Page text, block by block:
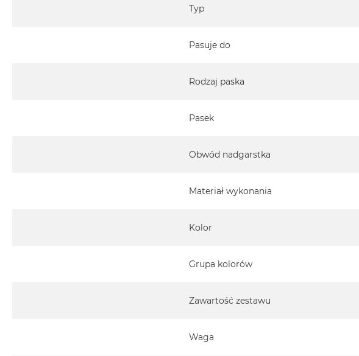
Typ
Pasuje do
Rodzaj paska
Pasek
Obwód nadgarstka
Materiał wykonania
Kolor
Grupa kolorów
Zawartość zestawu
Waga